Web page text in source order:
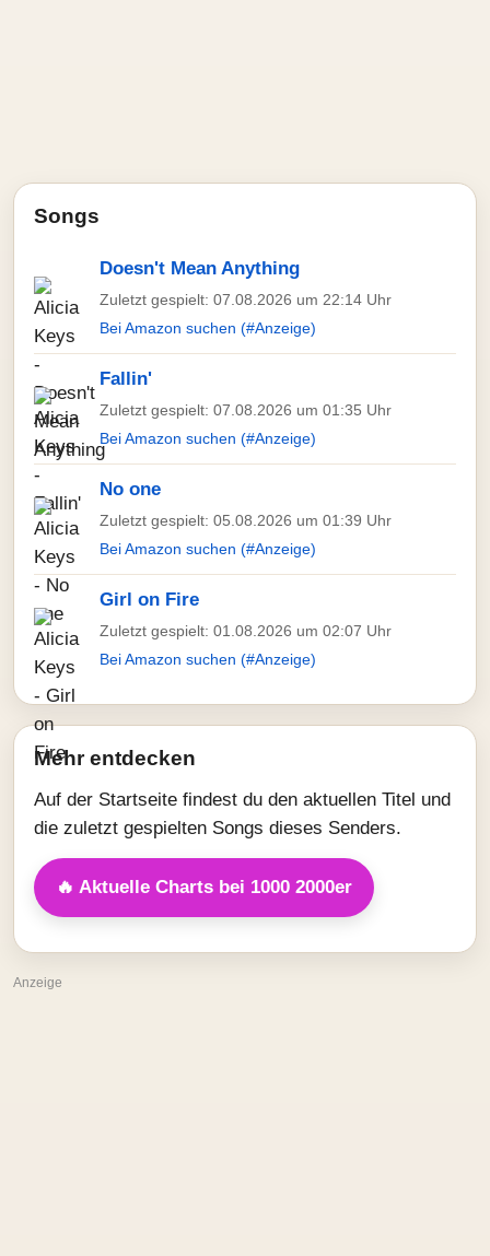
Songs
Doesn't Mean Anything
Zuletzt gespielt: 07.08.2026 um 22:14 Uhr
Bei Amazon suchen (#Anzeige)
Fallin'
Zuletzt gespielt: 07.08.2026 um 01:35 Uhr
Bei Amazon suchen (#Anzeige)
No one
Zuletzt gespielt: 05.08.2026 um 01:39 Uhr
Bei Amazon suchen (#Anzeige)
Girl on Fire
Zuletzt gespielt: 01.08.2026 um 02:07 Uhr
Bei Amazon suchen (#Anzeige)
Mehr entdecken
Auf der Startseite findest du den aktuellen Titel und
die zuletzt gespielten Songs dieses Senders.
🔥 Aktuelle Charts bei 1000 2000er
Anzeige